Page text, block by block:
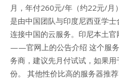
月，年付260元/年（约22元/月
是由中国团队与印度尼西亚学
连接中国的云服务。印尼本土官
——官网上的公告介绍 这个服
务商，建议先月付试试，如果
份。 其他性价比高的服务器推荐